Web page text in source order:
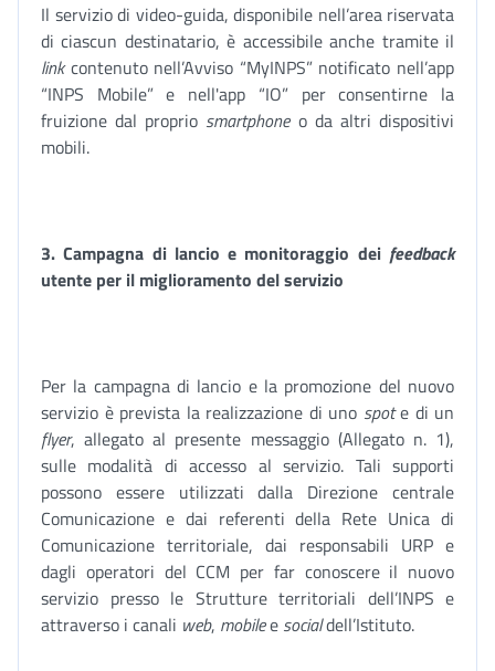
Il servizio di video-guida, disponibile nell’area riservata
di ciascun destinatario, è accessibile anche tramite il
linkcontenuto nell’Avviso “MyINPS” notificato nell’app
“INPS Mobile” e nell'app “IO” per consentirne la
fruizione dal proprio smartphone o da altri dispositivi
mobili.
3. Campagna di lancio e monitoraggio dei feedback
utente per il miglioramento del servizio
Per la campagna di lancio e la promozione del nuovo
servizio è prevista la realizzazione di uno spote di un
flyer, allegato al presente messaggio (Allegato n. 1),
sulle modalità di accesso al servizio. Tali supporti
possono essere utilizzati dalla Direzione centrale
Comunicazione e dai referenti della Rete Unica di
Comunicazione territoriale, dai responsabili URP e
dagli operatori del CCM per far conoscere il nuovo
servizio presso le Strutture territoriali dell’INPS e
attraverso i canali web, mobilee socialdell’Istituto.